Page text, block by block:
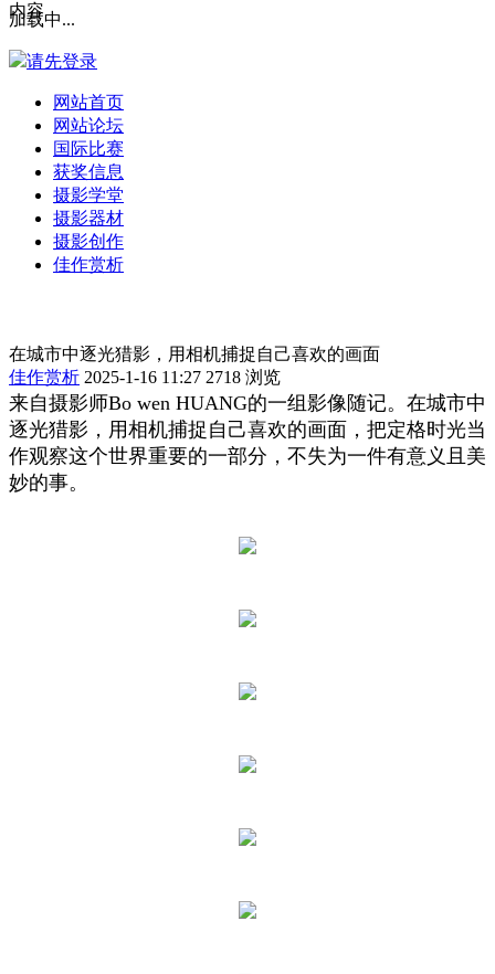
加载中...
请先登录
网站首页
网站论坛
国际比赛
获奖信息
摄影学堂
摄影器材
摄影创作
佳作赏析
内容
在城市中逐光猎影，用相机捕捉自己喜欢的画面
佳作赏析 2025-1-16 11:27 2718 浏览
来自摄影师Bo wen HUANG的一组影像随记。在城市中
逐光猎影，用相机捕捉自己喜欢的画面，把定格时光当
作观察这个世界重要的一部分，不失为一件有意义且美
妙的事。